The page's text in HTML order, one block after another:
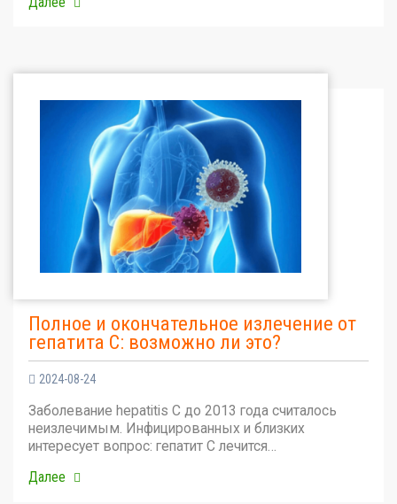
Полное и окончательное излечение от
гепатита С: возможно ли это?
2024-08-24
Заболевание hepatitis C до 2013 года считалось
неизлечимым. Инфицированных и близких
интересует вопрос: гепатит С лечится…
Далее